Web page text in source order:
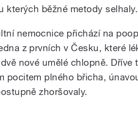
kterých běžné metody selhaly.
nemocnice přichází na
z prvních v Česku, které
nové umělé chlopně. Dříve
pocitem plného břicha,
zhoršovaly.